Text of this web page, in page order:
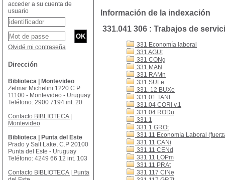
Información de la indexación
331.041 306 : Trabajos de
331 Economía laboral
331 AGUt
331 CONg
331 MAN
331 RAMn
331 SULe
331. 12 BUXe
331.01 TANf
331.04 CORl v.1
331.04 RODu
331.1
331.1 GROt
331.11 Economía Laboral
331.11 CANi
331.11 CENd
331.11 LOPm
331.11 PRAt
331.117 CINe
acceder a su cuenta de
usuario
Olvidé mi contraseña
Dirección
Biblioteca | Montevideo
Zelmar Michelini 1220 C.P
11100 - Montevideo - Uruguay
Teléfono: 2900 7194 int. 20
Contacto BIBLIOTECA |
Montevideo
Biblioteca | Punta del Este
Prado y Salt Lake, C.P 20100
Punta del Este - Uruguay
Teléfono: 4249 66 12 int. 103
Contacto BIBLIOTECA | Punta